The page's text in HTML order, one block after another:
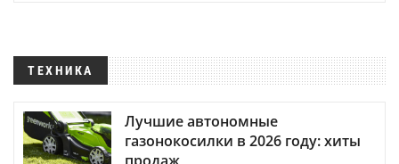
ТЕХНИКА
Лучшие автономные
газонокосилки в 2026 году: хиты